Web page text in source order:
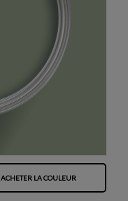
ACHETER LA COULEUR